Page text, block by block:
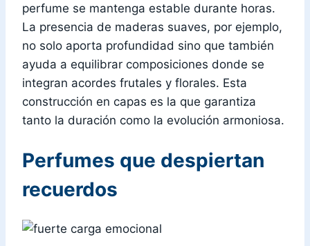
perfume se mantenga estable durante horas.
La presencia de maderas suaves, por ejemplo,
no solo aporta profundidad sino que también
ayuda a equilibrar composiciones donde se
integran acordes frutales y florales. Esta
construcción en capas es la que garantiza
tanto la duración como la evolución armoniosa.
Perfumes que despiertan
recuerdos